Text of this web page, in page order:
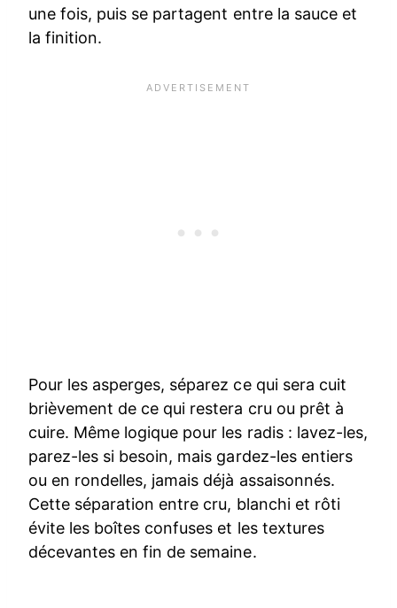
une fois, puis se partagent entre la sauce et
la finition.
Pour les asperges, séparez ce qui sera cuit
brièvement de ce qui restera cru ou prêt à
cuire. Même logique pour les radis : lavez-les,
parez-les si besoin, mais gardez-les entiers
ou en rondelles, jamais déjà assaisonnés.
Cette séparation entre cru, blanchi et rôti
évite les boîtes confuses et les textures
décevantes en fin de semaine.